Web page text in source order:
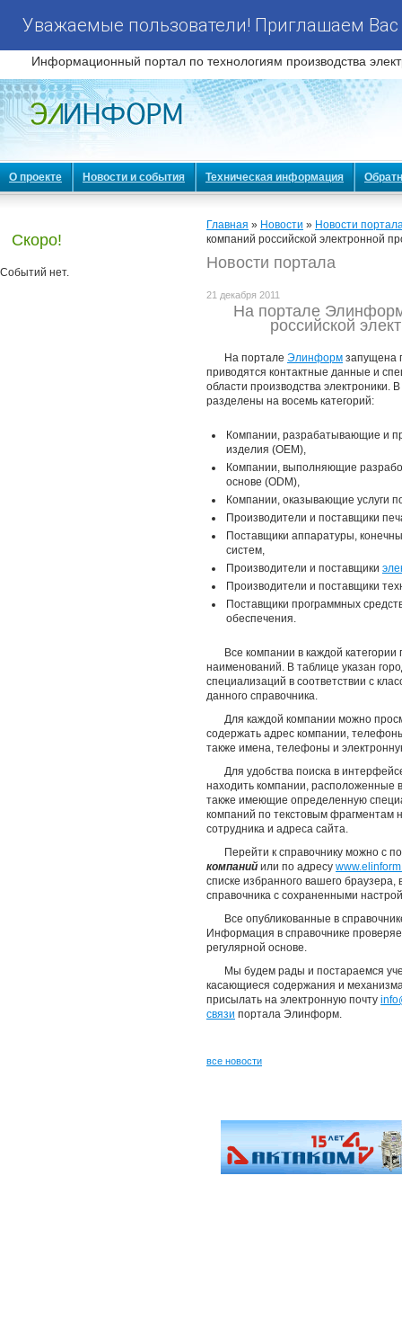
Уважаемые пользователи! Приглашаем
Информационный портал по технологиям производства
О проекте Новости и события Техническая информация
Скоро!
Событий нет.
Главная » Новости » Новости
компаний российской электронной
Новости портала
21 декабря 2011
На портале
российской
На портале Элинформ запущена
приводятся контактные данные и
области производства электроники.
разделены на восемь категорий:
Компании, разрабатывающие и
изделия (ОЕМ),
Компании, выполняющие
основе (ODM),
Компании, оказывающие услуги
Производители и поставщики
Поставщики аппаратуры,
систем,
Производители и поставщики
Производители и поставщики
Поставщики программных
обеспечения.
Все компании в каждой
наименований. В таблице указан
специализаций в соответствии с
данного справочника.
Для каждой компании можно
содержать адрес компании,
также имена, телефоны и
Для удобства поиска в
находить компании, расположенные
также имеющие определенную
компаний по текстовым фрагментам
сотрудника и адреса сайта.
Перейти к справочнику можно с
компаний или по адресу
списке избранного вашего
справочника с сохраненными
Все опубликованные в
Информация в справочнике
регулярной основе.
Мы будем рады и постараемся
касающиеся содержания и
присылать на электронную почту
связи портала Элинформ.
все новости